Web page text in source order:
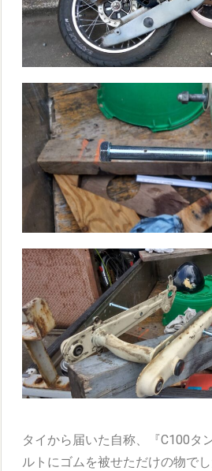
タイから届いた自称、 『C100タ
ルトにゴムを被せただけの物で